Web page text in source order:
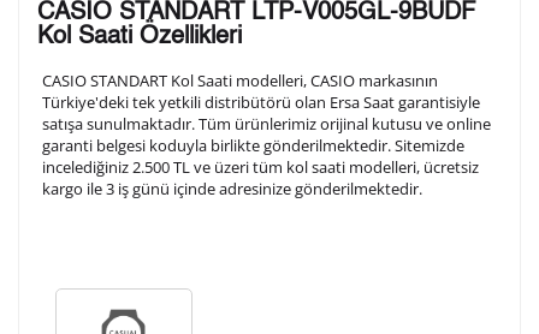
arka kapağına gravür tekniği ile formda belirtmiş
olduğunuz şekilde işlenecektir.
1. Satır
10/ 10
2. Satır
CASIO STANDART LTP-V005GL-9BUDF
Kol Saati Özellikleri
CASIO STANDART Kol Saati modelleri, CASIO markasının
Türkiye'deki tek yetkili distribütörü olan Ersa Saat garantisiyle
satışa sunulmaktadır. Tüm ürünlerimiz orijinal kutusu ve online
garanti belgesi koduyla birlikte gönderilmektedir. Sitemizde
incelediğiniz 2.500 TL ve üzeri tüm kol saati modelleri, ücretsiz
kargo ile 3 iş günü içinde adresinize gönderilmektedir.